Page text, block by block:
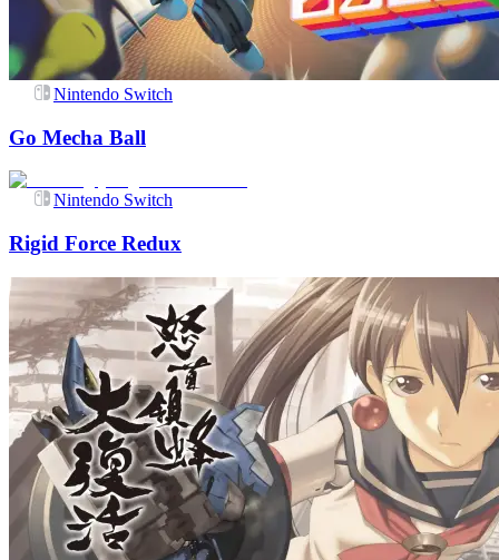
Nintendo Switch
Go Mecha Ball
Nintendo Switch
Rigid Force Redux